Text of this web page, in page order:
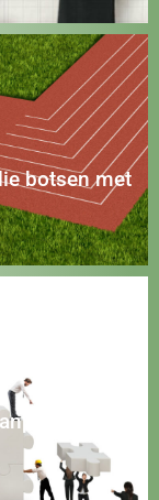
botsen met